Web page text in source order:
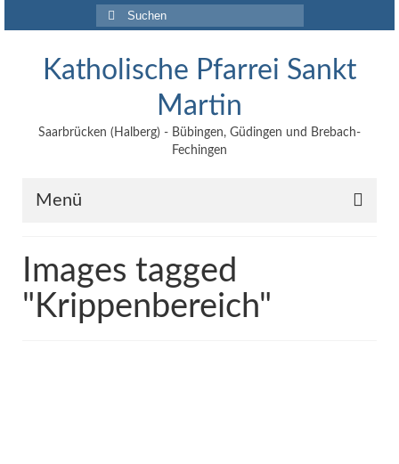
Suchen
nach:
Katholische Pfarrei Sankt
Martin
Saarbrücken (Halberg) - Bübingen, Güdingen und Brebach-
Fechingen
Menü
Veröffentlichungen
Kontakt
Images tagged
"Krippenbereich"